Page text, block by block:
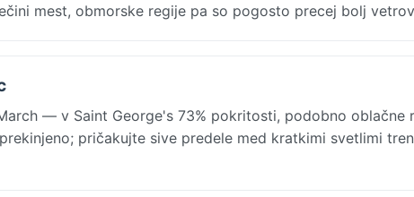
mest, obmorske regije pa so pogosto precej bolj
— v Saint George's 73% pokritosti, podobno oblačne
pričakujte sive predele med kratkimi svetlimi